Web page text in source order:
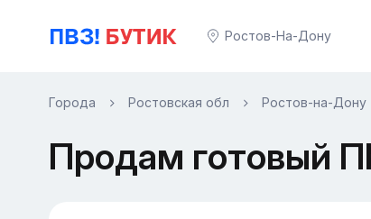
Ростов-На-Дону
Города Ростовская обл Ростов-на-Дону
Продам готовый